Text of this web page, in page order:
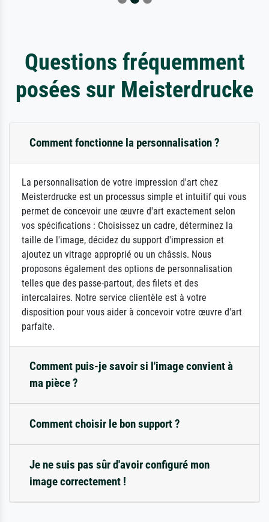
Questions fréquemment
posées sur Meisterdrucke
Comment fonctionne la personnalisation ?
La personnalisation de votre impression d'art chez
Meisterdrucke est un processus simple et intuitif qui vous
permet de concevoir une œuvre d'art exactement selon
vos spécifications : Choisissez un cadre, déterminez la
taille de l'image, décidez du support d'impression et
ajoutez un vitrage approprié ou un châssis. Nous
proposons également des options de personnalisation
telles que des passe-partout, des filets et des
intercalaires. Notre service clientèle est à votre
disposition pour vous aider à concevoir votre œuvre d'art
parfaite.
Comment puis-je savoir si l'image convient à
ma pièce ?
Comment choisir le bon support ?
Je ne suis pas sûr d'avoir configuré mon
image correctement !